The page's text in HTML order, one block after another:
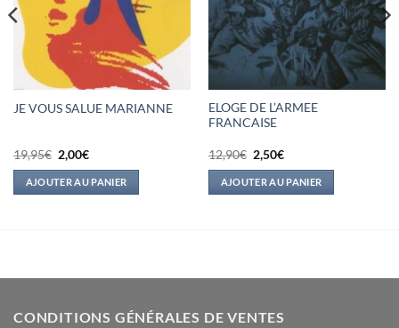
JE VOUS SALUE MARIANNE
19,95€ Le
prix
initial
était :
19,95€.
2,00€Le
actuel
est :
2,00€.
AJOUTER AU PANIER
ELOGE DE L’ARMEE
FRANCAISE
12,90€ Le
prix
initial
était :
12,90€.
2,50€Le
actuel
est :
2,50€.
AJOUTER AU PANIER
CONDITIONS GÉNÉRALES DE VENTES